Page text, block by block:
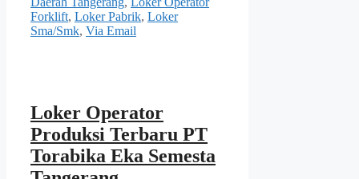
Forklift, Loker Pabrik, Loker
Sma/Smk, Via Email
Loker Operator
Produksi Terbaru PT
Torabika Eka Semesta